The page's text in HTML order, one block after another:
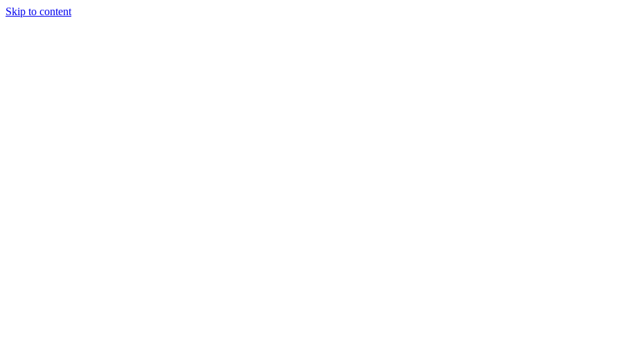
Skip to content